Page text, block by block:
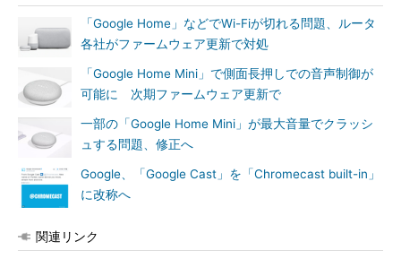
「Google Home」などでWi-Fiが切れる問題、ルータ
各社がファームウェア更新で対処
「Google Home Mini」で側面長押しでの音声制御が
可能に 次期ファームウェア更新で
一部の「Google Home Mini」が最大音量でクラッシ
ュする問題、修正へ
Google、「Google Cast」を「Chromecast built-in」
に改称へ
関連リンク